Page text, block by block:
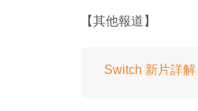
【其他報道】
Switch 新片詳